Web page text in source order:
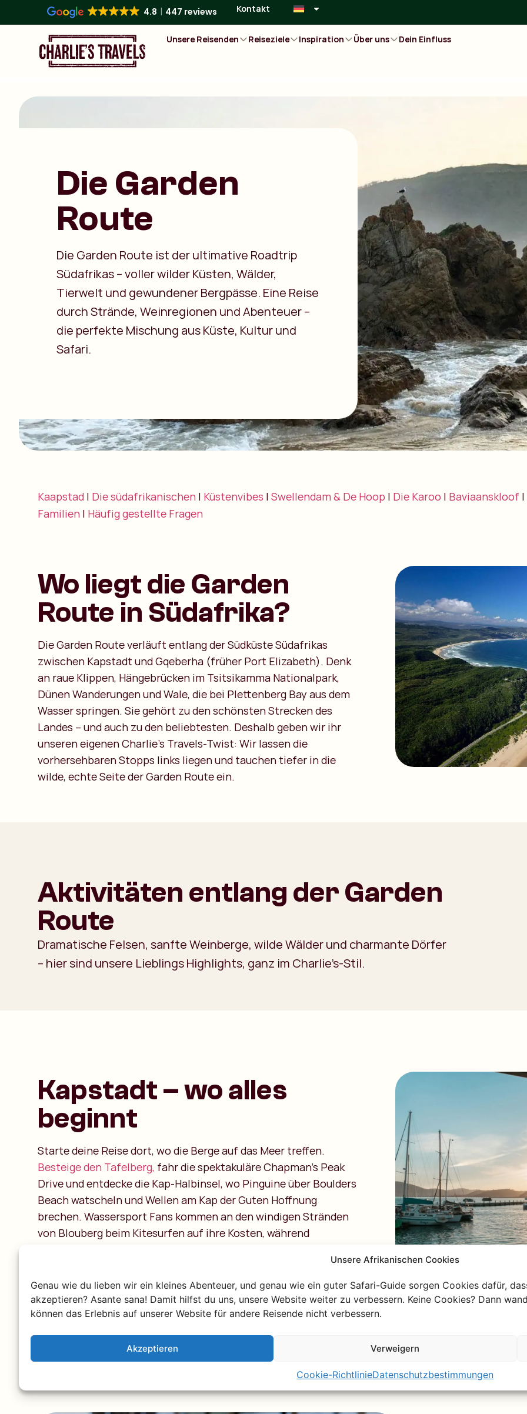
Unsere Afrikanischen Cookies
Genau wie du lieben wir ein kleines Abenteuer, und genau wie ein guter Safari-Guide sorgen Cookies dafür,
akzeptieren? Asante sana! Damit hilfst du uns, unsere Website weiter zu verbessern. Keine Cookies? Dann
können das Erlebnis auf unserer Website für andere Reisende nicht verbessern.
Akzeptieren Verweigern
Cookie-RichtlinieDatenschutzbestimmungen
4.8 447 reviews Kontakt
Unsere Reisenden Reiseziele Inspiration Über uns
Dein Einfluss
Die Garden
Route
Die Garden Route ist der ultimative Roadtrip
Südafrikas – voller wilder Küsten, Wälder,
Tierwelt und gewundener Bergpässe. Eine Reise
durch Strände, Weinregionen und Abenteuer –
die perfekte Mischung aus Küste, Kultur und
Safari.
Kaapstad | Die südafrikanischen | Küstenvibes | Swellendam & De Hoop | Die Karoo | Baviaanskloof |
Familien | Häufig gestellte Fragen
Wo liegt die Garden
Route in Südafrika?
Die Garden Route verläuft entlang der Südküste Südafrikas
zwischen Kapstadt und Gqeberha (früher Port Elizabeth). Denk
an raue Klippen, Hängebrücken im Tsitsikamma Nationalpark,
Dünen Wanderungen und Wale, die bei Plettenberg Bay aus dem
Wasser springen. Sie gehört zu den schönsten Strecken des
Landes – und auch zu den beliebtesten. Deshalb geben wir ihr
unseren eigenen Charlie’s Travels-Twist: Wir lassen die
vorhersehbaren Stopps links liegen und tauchen tiefer in die
wilde, echte Seite der Garden Route ein.
Aktivitäten entlang der Garden
Route
Dramatische Felsen, sanfte Weinberge, wilde Wälder und charmante Dörfer
– hier sind unsere Lieblings Highlights, ganz im Charlie’s-Stil.
Kapstadt – wo alles
beginnt
Starte deine Reise dort, wo die Berge auf das Meer treffen.
Besteige den Tafelberg, fahr die spektakuläre Chapman’s Peak
Drive und entdecke die Kap-Halbinsel, wo Pinguine über Boulders
Beach watscheln und Wellen am Kap der Guten Hoffnung
brechen. Wassersport Fans kommen an den windigen Stränden
von Blouberg beim Kitesurfen auf ihre Kosten, während
abenteuerlich und voller Energie.